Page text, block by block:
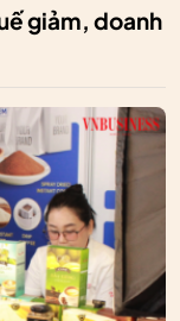
giảm, doanh